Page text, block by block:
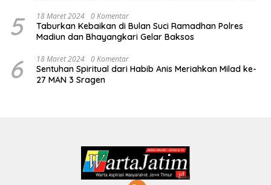
5 18 Maret 2024 0 Komentar
Taburkan Kebaikan di Bulan Suci Ramadhan Polres
Madiun dan Bhayangkari Gelar Baksos
6 18 Maret 2024 0 Komentar
Sentuhan Spiritual dari Habib Anis Meriahkan Milad ke-
27 MAN 3 Sragen